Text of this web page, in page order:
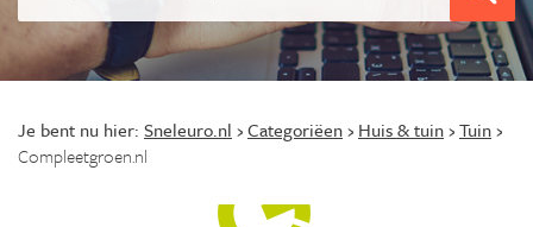
Je bent nu hier: Sneleuro.nl ›Categoriëen› Huis & tuin›Tuin›
Compleetgroen.nl